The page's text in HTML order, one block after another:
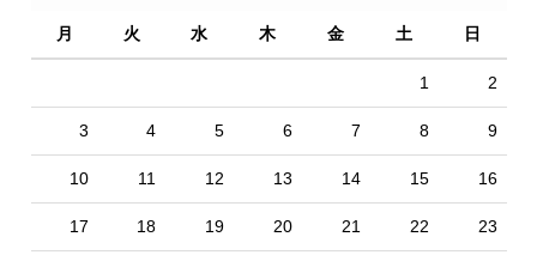
月 火 水 木 金 土 日
1 2
3 4 5 6 7 8 9
10 11 12 13 14 15 16
17 18 19 20 21 22 23